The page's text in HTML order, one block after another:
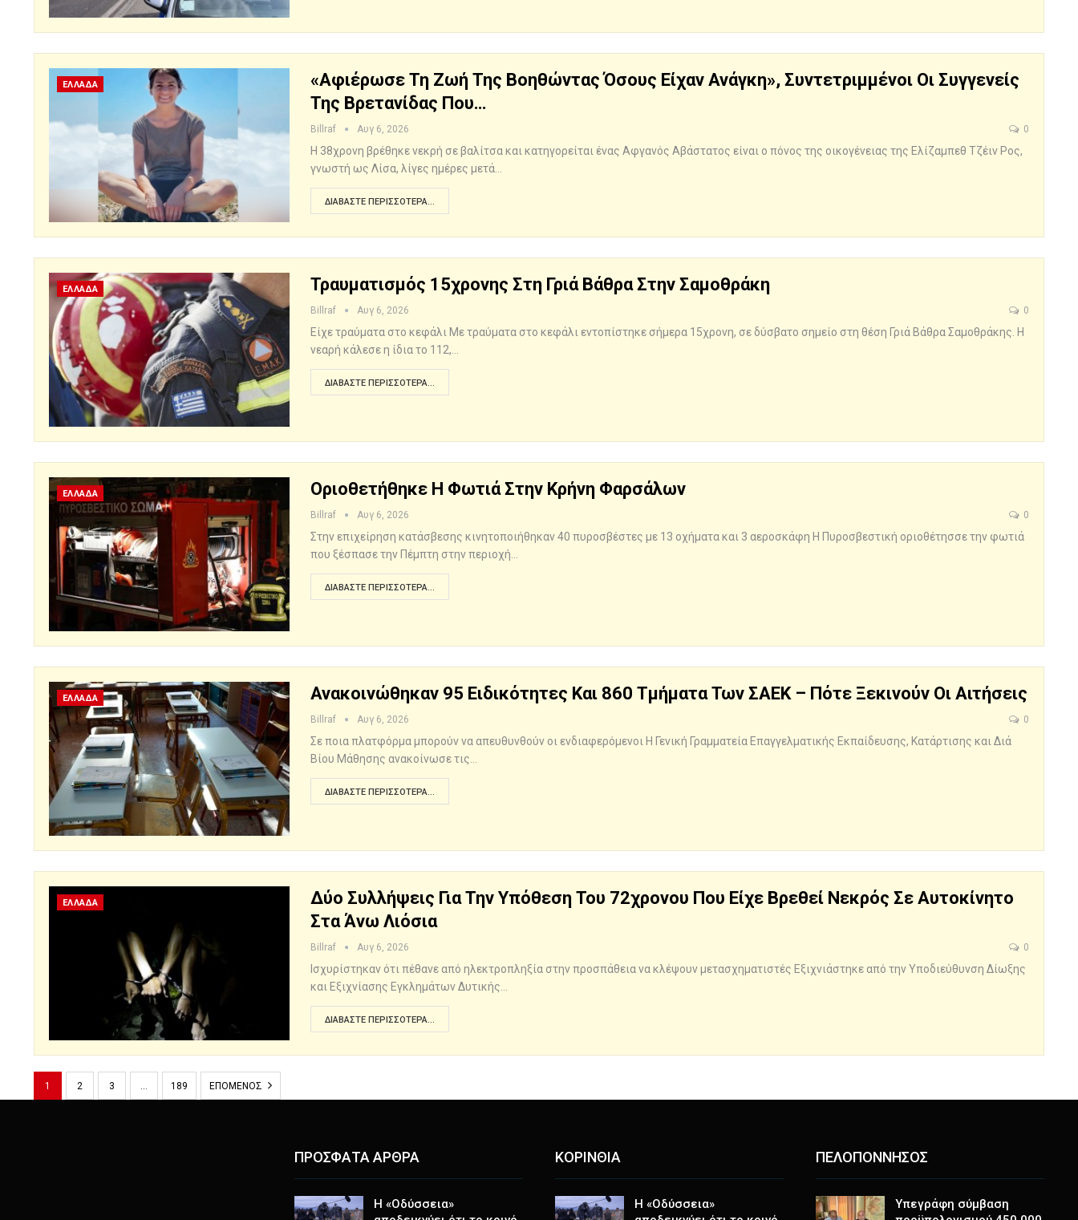
ΕΛΛΑΔΑ
«Αφιέρωσε Τη Ζωή Της Βοηθώντας Όσους Είχαν Ανάγκη», Συντετριμμένοι Οι Συγγενείς
Της Βρετανίδας Που…
Billraf Αυγ 6, 2026 0
Η 38χρονη βρέθηκε νεκρή σε βαλίτσα και κατηγορείται ένας Αφγανός Αβάστατος είναι ο πόνος της οικογένειας της Ελίζαμπεθ Τζέιν Ρος,
γνωστή ως Λίσα, λίγες ημέρες μετά…
ΔΙΑΒΆΣΤΕ ΠΕΡΙΣΣΌΤΕΡΑ...
ΕΛΛΑΔΑ Τραυματισμός 15χρονης Στη Γριά Βάθρα Στην Σαμοθράκη
Billraf Αυγ 6, 2026 0
Είχε τραύματα στο κεφάλι Με τραύματα στο κεφάλι εντοπίστηκε σήμερα 15χρονη, σε δύσβατο σημείο στη θέση Γριά Βάθρα Σαμοθράκης. Η
νεαρή κάλεσε η ίδια το 112,…
ΔΙΑΒΆΣΤΕ ΠΕΡΙΣΣΌΤΕΡΑ...
ΕΛΛΑΔΑ Οριοθετήθηκε Η Φωτιά Στην Κρήνη Φαρσάλων
Billraf Αυγ 6, 2026 0
Στην επιχείρηση κατάσβεσης κινητοποιήθηκαν 40 πυροσβέστες με 13 οχήματα και 3 αεροσκάφη Η Πυροσβεστική οριοθέτησσε την φωτιά
που ξέσπασε την Πέμπτη στην περιοχή…
ΔΙΑΒΆΣΤΕ ΠΕΡΙΣΣΌΤΕΡΑ...
ΕΛΛΑΔΑ Ανακοινώθηκαν 95 Ειδικότητες Και 860 Τμήματα Των ΣΑΕΚ – Πότε Ξεκινούν Οι Αιτήσεις
Billraf Αυγ 6, 2026 0
Σε ποια πλατφόρμα μπορούν να απευθυνθούν οι ενδιαφερόμενοι Η Γενική Γραμματεία Επαγγελματικής Εκπαίδευσης, Κατάρτισης και Διά
Βίου Μάθησης ανακοίνωσε τις…
ΔΙΑΒΆΣΤΕ ΠΕΡΙΣΣΌΤΕΡΑ...
ΕΛΛΑΔΑ
Δύο Συλλήψεις Για Την Υπόθεση Του 72χρονου Που Είχε Βρεθεί Νεκρός Σε Αυτοκίνητο
Στα Άνω Λιόσια
Billraf Αυγ 6, 2026 0
Ισχυρίστηκαν ότι πέθανε από ηλεκτροπληξία στην προσπάθεια να κλέψουν μετασχηματιστές Εξιχνιάστηκε από την Υποδιεύθυνση Δίωξης
και Εξιχνίασης Εγκλημάτων Δυτικής…
ΔΙΑΒΆΣΤΕ ΠΕΡΙΣΣΌΤΕΡΑ...
1 2 3 … 189 ΕΠΌΜΕΝΟΣ
ΠΡΟΣΦΑΤΑ ΑΡΘΡΑ
Η «Οδύσσεια»
ΚΟΡΙΝΘΙΑ
Η «Οδύσσεια»
ΠΕΛΟΠΟΝΝΗΣΟΣ
Υπεγράφη σύμβαση